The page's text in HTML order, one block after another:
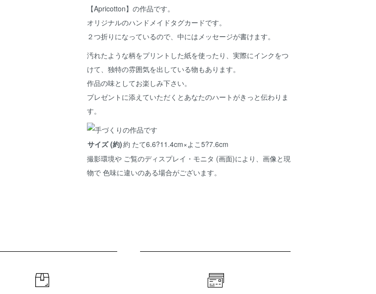
【Apricotton】の作品です。
オリジナルのハンドメイドタグカードです。
２つ折りになっているので、中にはメッセージが書けます。
汚れたような柄をプリントした紙を使ったり、実際にインクをつ
けて、独特の雰囲気を出している物もあります。
作品の味としてお楽しみ下さい。
プレゼントに添えていただくとあなたのハートがきっと伝わりま
す。
サイズ (約)約 たて6.6?11.4cm×よこ5?7.6cm
撮影環境や ご覧のディスプレイ・モニタ (画面)により、画像と現
物で 色味に違いのある場合がございます。